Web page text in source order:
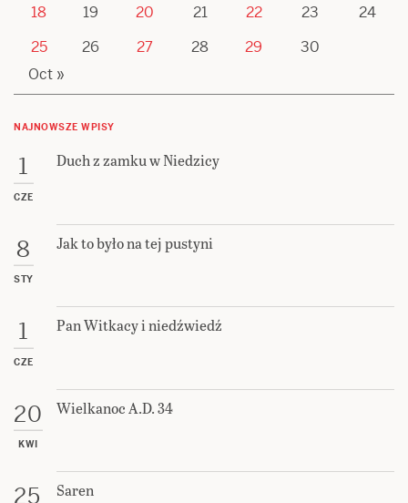
18
19 20 21 22 23
24
25
26 27 28 29
30
Oct »
NAJNOWSZE WPISY
1
CZE
Duch z zamku w Niedzicy
8
STY
Jak to było na tej pustyni
1
CZE
Pan Witkacy i niedźwiedź
20
KWI
Wielkanoc A.D. 34
25 Saren